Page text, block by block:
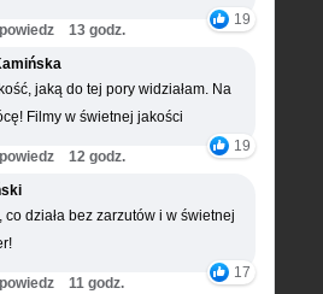
19
13 godz.
jaką do tej pory widziałam. Na
Filmy w świetnej jakości
19
12 godz.
co działa bez zarzutów i w świetnej
17
11 godz.